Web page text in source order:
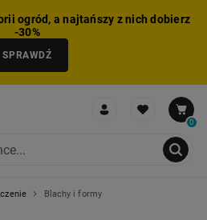
ogród, a najtańszy z nich dobierz
-30%
SPRAWDŹ
0
Blachy i formy